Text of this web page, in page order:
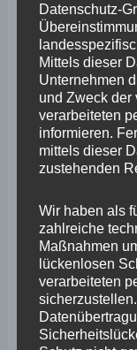
Januar 2025
Dezember 2024
November 2024
Oktober 2024
September 2024
August 2024
Juli 2024
Juni 2024
Mai 2024
April 2024
März 2024
Datenschutz-
Mittels dieser
Unternehmen
und Zweck der
verarbeiteten
informieren.
mittels dieser
zustehenden
Wir haben als
zahlreiche
Maßnahmen
lückenlosen
verarbeiteten